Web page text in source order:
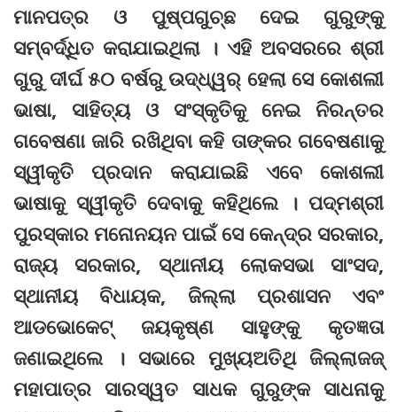
ମାନପତ୍ର ଓ ପୁଷ୍ପଗୁଚ୍ଛ ଦେଇ ଗୁରୁଙ୍କୁ
ସମ୍ବର୍ଦ୍ଧିତ କରାଯାଇଥିଲା । ଏହି ଅବସରରେ ଶ୍ରୀ
ଗୁରୁ ଦୀର୍ଘ ୫୦ ବର୍ଷରୁ ଉଦ୍ଧ୍ୱର୍ ହେଲା ସେ କୋଶଲୀ
ଭାଷା, ସାହିତ୍ୟ ଓ ସଂସ୍କୃତିକୁ ନେଇ ନିରନ୍ତର
ଗବେଷଣା ଜାରି ରଖିଥିବା କହି ତାଙ୍କର ଗବେଷଣାକୁ
ସ୍ୱୀକୃତି ପ୍ରଦାନ କରାଯାଇଛି ଏବେ କୋଶଲୀ
ଭାଷାକୁ ସ୍ୱୀକୃତି ଦେବାକୁ କହିଥିଲେ । ପଦ୍ମଶ୍ରୀ
ପୁରସ୍କାର ମନୋନୟନ ପାଇଁ ସେ କେନ୍ଦ୍ର ସରକାର,
ରାଜ୍ୟ ସରକାର, ସ୍ଥାନୀୟ ଲୋକସଭା ସାଂସଦ,
ସ୍ଥାନୀୟ ବିଧାୟକ, ଜିଲ୍ଲା ପ୍ରଶାସନ ଏବଂ
ଆଡଭୋକେଟ୍‌ ଜୟକୃଷ୍ଣ ସାହୁଙ୍କୁ କୃତଜ୍ଞତା
ଜଣାଇଥିଲେ । ସଭାରେ ମୁଖ୍ୟଅତିଥି ଜିଲ୍ଲାଜଜ୍‌
ମହାପାତ୍ର ସାରସ୍ୱତ ସାଧକ ଗୁରୁଙ୍କ ସାଧନାକୁ